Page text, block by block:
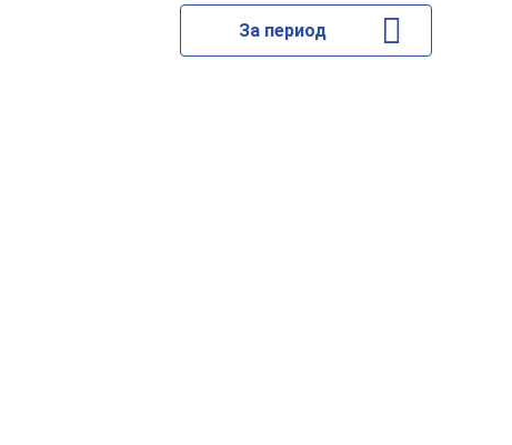
За период